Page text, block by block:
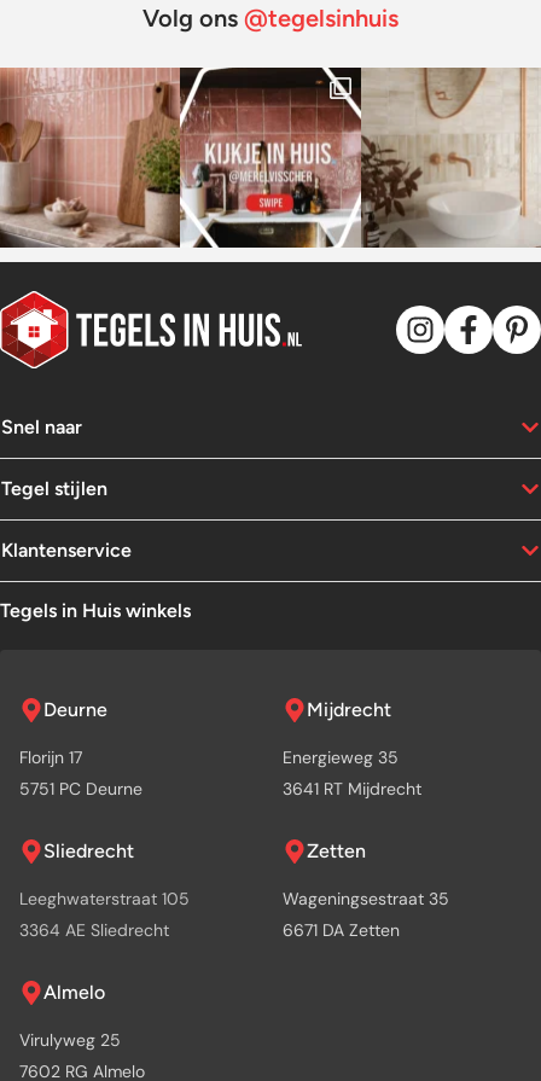
Volg ons @tegelsinhuis
Snel naar
Tegel stijlen
Klantenservice
Tegels in Huis winkels
Deurne
Florijn 17
5751 PC Deurne
Mijdrecht
Energieweg 35
3641 RT Mijdrecht
Sliedrecht
Leeghwaterstraat 105
3364 AE Sliedrecht
Zetten
Wageningsestraat 35
6671 DA Zetten
Almelo
Virulyweg 25
7602 RG Almelo